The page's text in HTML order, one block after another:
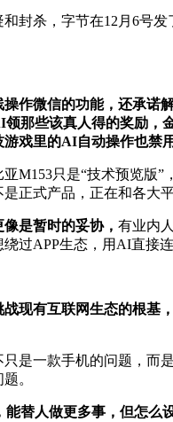
封杀，字节在12月6号
作微信的功能，还承诺
那些该真人得的奖励，
戏里的AI自动操作也禁用
M153只是“技术预览版”
正式产品，正在和各大
是暂时的妥协， 有业内
过APP生态，用AI直接连
现有互联网生态的根基
只是一款手机的问题，而
。
能替人做更多事，但怎么